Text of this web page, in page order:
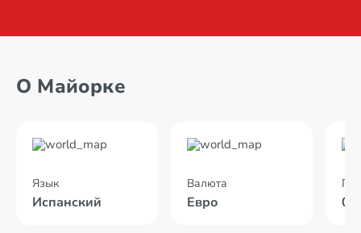
О Майорке
Язык
Испанский
Валюта
Евро